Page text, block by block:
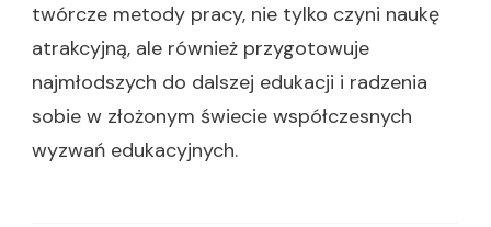
twórcze metody pracy, nie tylko czyni naukę
atrakcyjną, ale również przygotowuje
najmłodszych do dalszej edukacji i radzenia
sobie w złożonym świecie współczesnych
wyzwań edukacyjnych.